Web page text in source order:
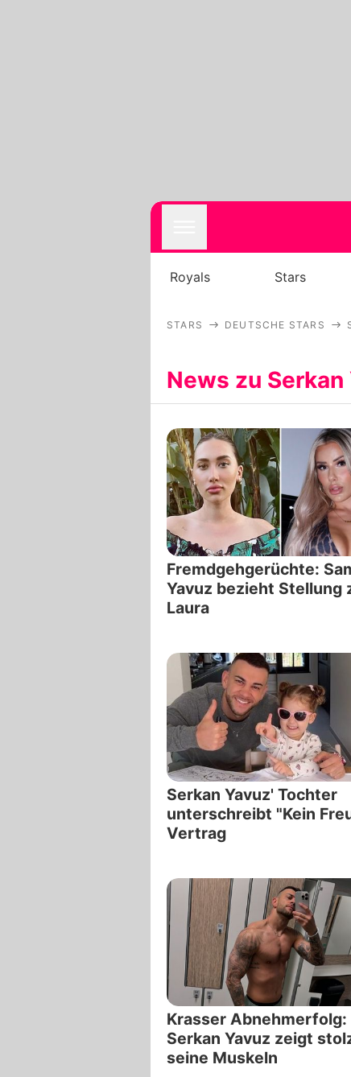
Royals Stars
STARS DEUTSCHE STARS
News zu
Fremdgehgerüchte:
Yavuz bezieht Stellung
Laura
Serkan Yavuz' Tochter
unterschreibt "Kein
Vertrag
Krasser Abnehmerfolg:
Serkan Yavuz zeigt
seine Muskeln